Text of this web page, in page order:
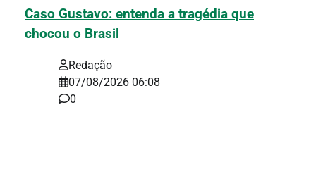
Caso Gustavo: entenda a tragédia que
chocou o Brasil
Redação
07/08/2026 06:08
0